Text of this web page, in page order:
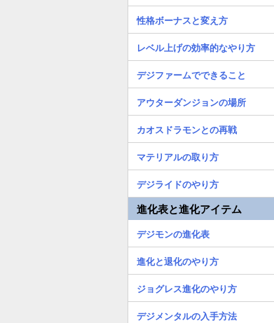
性格ボーナスと変え方
レベル上げの効率的なやり方
デジファームでできること
アウターダンジョンの場所
カオスドラモンとの再戦
マテリアルの取り方
デジライドのやり方
進化表と進化アイテム
デジモンの進化表
進化と退化のやり方
ジョグレス進化のやり方
デジメンタルの入手方法